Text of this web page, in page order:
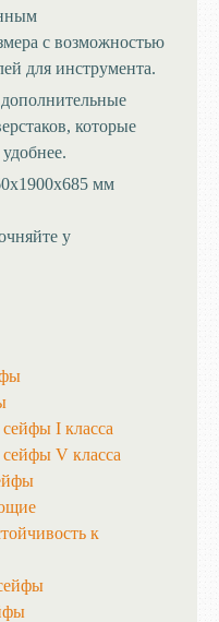
с возможностью
для инструмента.
которые
мм
у
I класса
V класса
к